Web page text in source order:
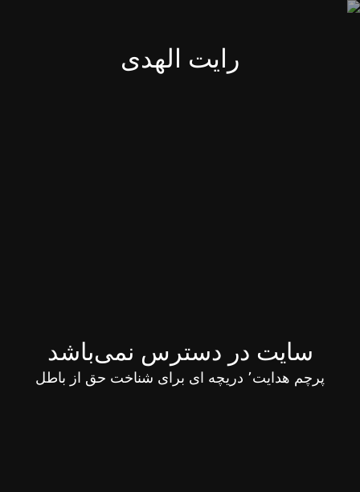
رایت الهدی
سایت در دسترس نمی‌باشد
پرچم هدایت٬ دریچه ای برای شناخت حق از باطل